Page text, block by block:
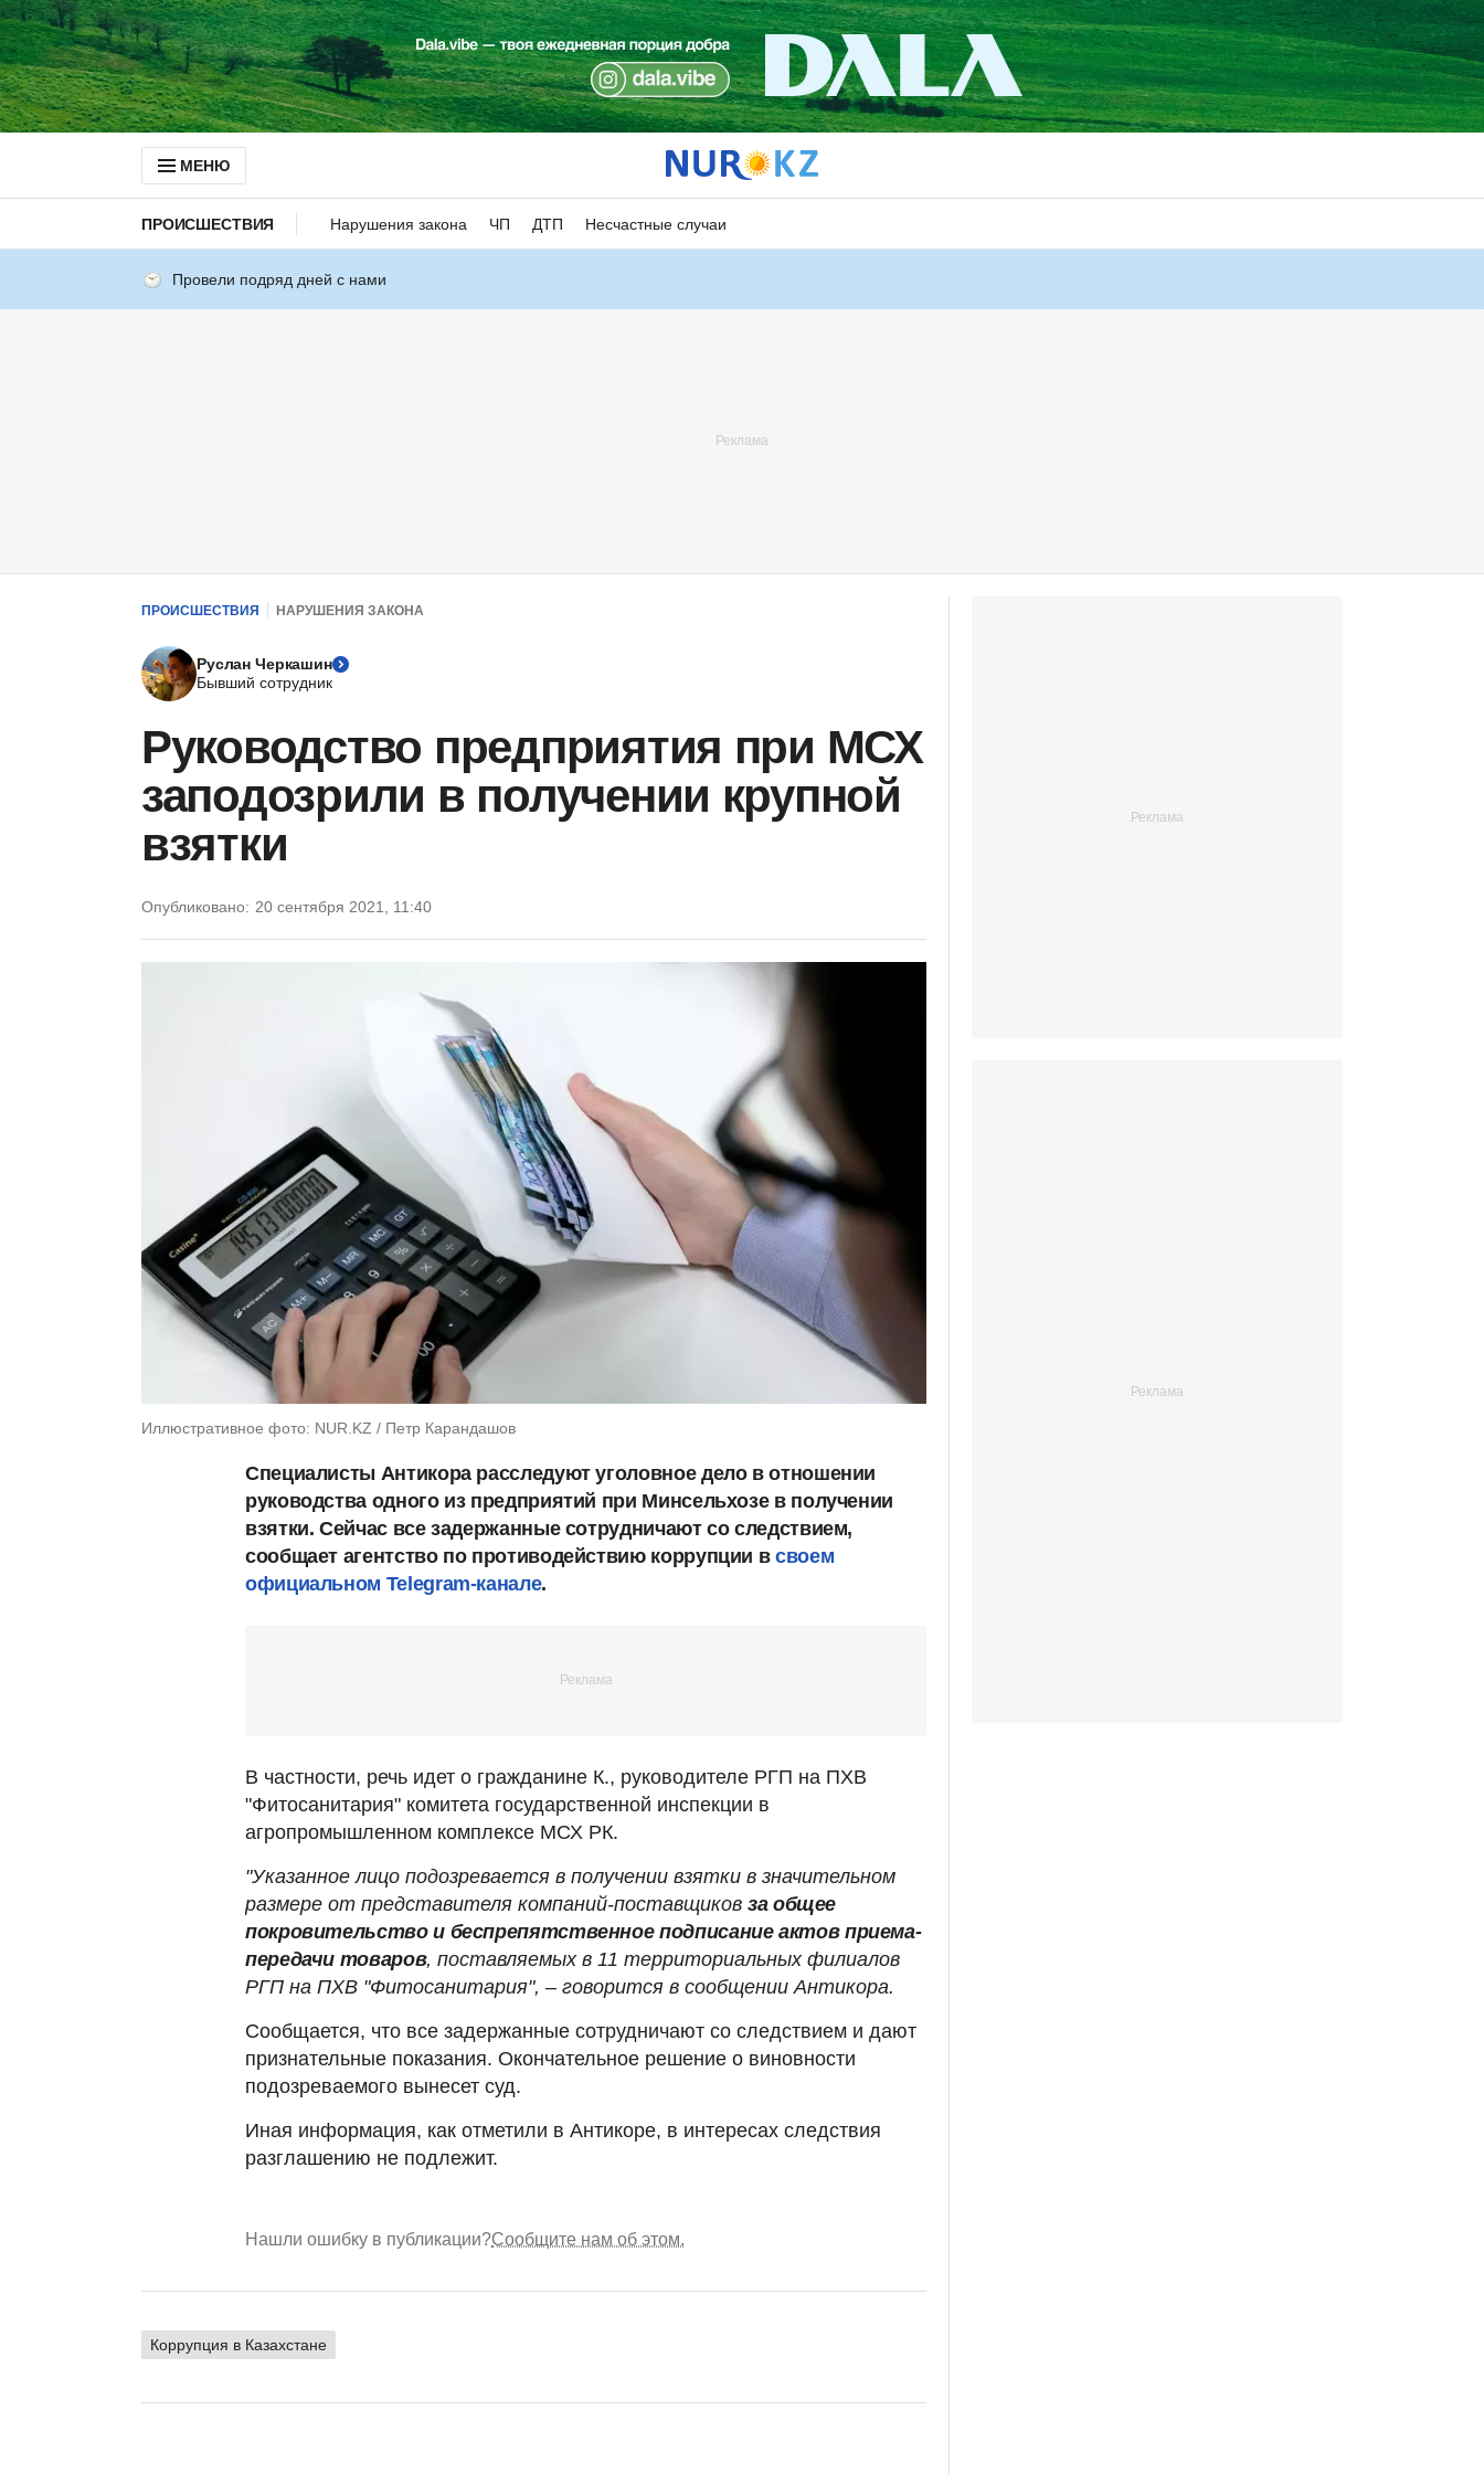
МЕНЮ
ПРОИСШЕСТВИЯ Нарушения закона ЧП ДТП Несчастные случаи
Провели подряд дней с нами
ПРОИСШЕСТВИЯ НАРУШЕНИЯ ЗАКОНА
Руслан Черкашин
Бывший сотрудник
Руководство предприятия при МСХ
заподозрили в получении крупной
взятки
Опубликовано: 20 сентября 2021, 11:40
Иллюстративное фото: NUR.KZ / Петр Карандашов
Специалисты Антикора расследуют уголовное дело в отношении
руководства одного из предприятий при Минсельхозе в получении
взятки. Сейчас все задержанные сотрудничают со следствием,
сообщает агентство по противодействию коррупции всвоем
официальном Telegram-канале.
В частности, речь идет о гражданине К., руководителе РГП на ПХВ
"Фитосанитария" комитета государственной инспекции в
агропромышленном комплексе МСХ РК.
"Указанное лицо подозревается в получении взятки в значительном
размере от представителя компаний-поставщиков за общее
покровительство и беспрепятственное подписание актов приема-
передачи товаров, поставляемых в 11 территориальных филиалов
РГП на ПХВ "Фитосанитария", – говорится в сообщении Антикора.
Сообщается, что все задержанные сотрудничают со следствием и дают
признательные показания. Окончательное решение о виновности
подозреваемого вынесет суд.
Иная информация, как отметили в Антикоре, в интересах следствия
разглашению не подлежит.
Нашли ошибку в публикации?Сообщите нам об этом.
Коррупция в Казахстане